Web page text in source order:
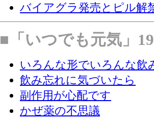
バイアグラ発売とピル解
■「いつでも元気」
いろんな形でいろんな飲
飲み忘れに気づいたら
副作用が心配です
かぜ薬の不思議